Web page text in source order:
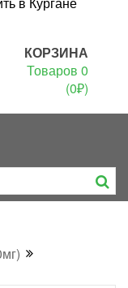
КОРЗИНА
Товаров 0
(0₽)